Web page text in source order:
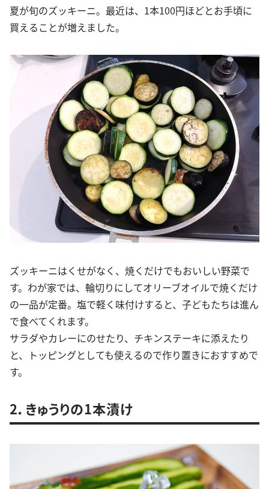
夏が旬のズッキーニ。最近は、1本100円ほどとお手頃に
買えることが増えました。
ズッキーニはくせがなく、焼くだけでもおいしい野菜で
す。わが家では、輪切りにしてオリーブオイルで焼くだけ
の一品が定番。塩で軽く味付けすると、子どもたちは進ん
で食べてくれます。
サラダやカレーにのせたり、チキンステーキに添えたり
と、トッピングとしても使えるので作り置きにおすすめで
す。
2．きゅうりの1本漬け